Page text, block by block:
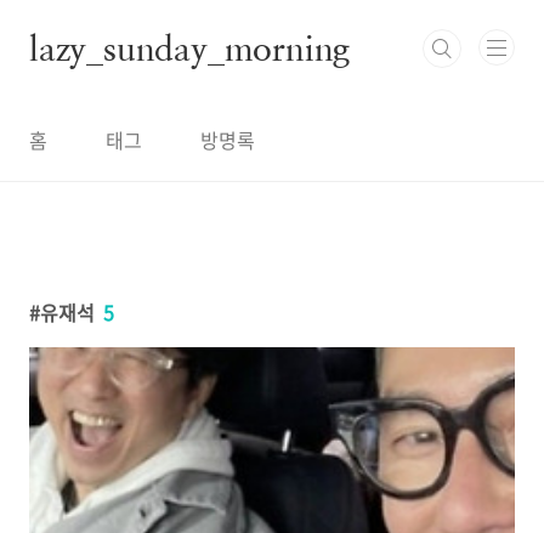
lazy_sunday_morning
홈 태그 방명록
유재석 5